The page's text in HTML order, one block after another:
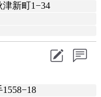
新町1−34